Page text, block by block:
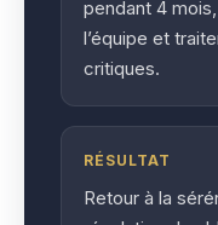
pendant 4
l’équipe et
critiques.
RÉSULTAT
Retour à la